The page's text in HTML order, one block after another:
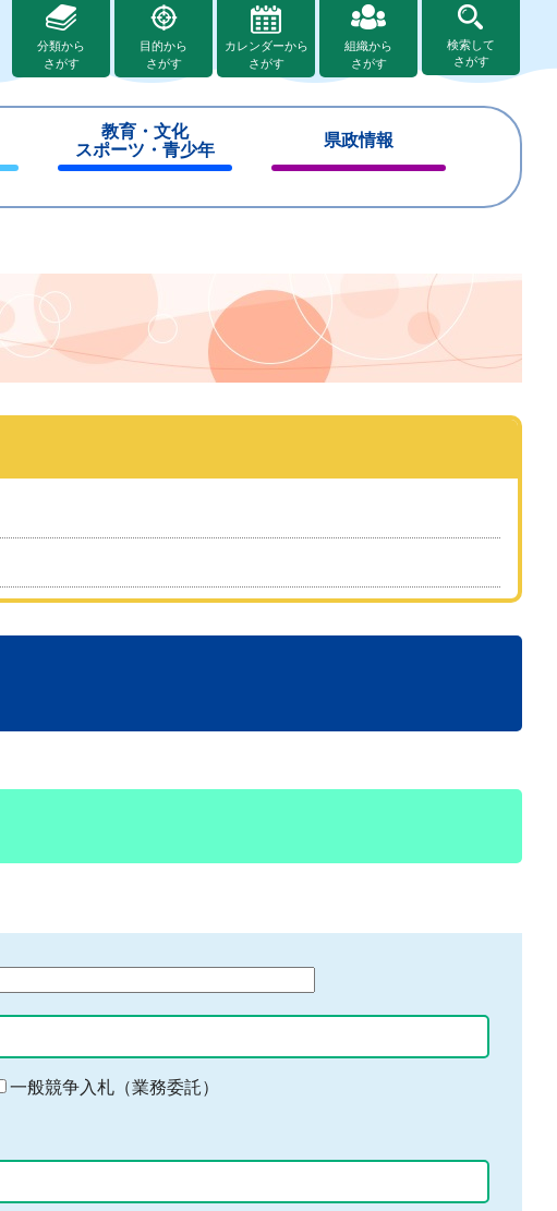
分類から
さがす
目的から
さがす
カレンダーから
さがす
組織から
さがす
検索して
さがす
教育・文化
スポーツ・青少年
じ
県政情報
じ
一般競争入札（業務委託）